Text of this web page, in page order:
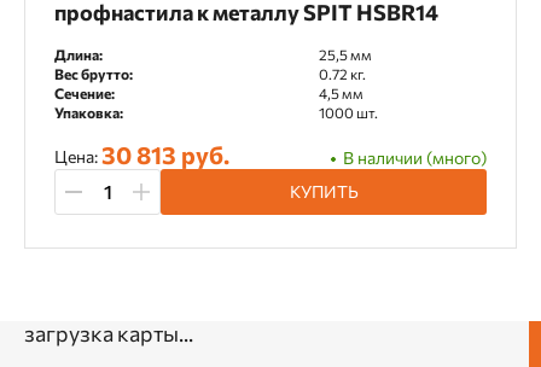
профнастила к металлу SPIT HSBR14
Длина:
25,5 мм
Вес брутто:
0.72 кг.
Сечение:
4,5 мм
Упаковка:
1000 шт.
Цена:30 813 руб.
В наличии (много)
КУПИТЬ
загрузка карты...